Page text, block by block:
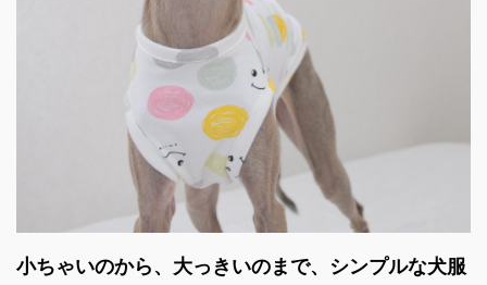
小ちゃいのから、大っきいのまで、シンプルな犬服